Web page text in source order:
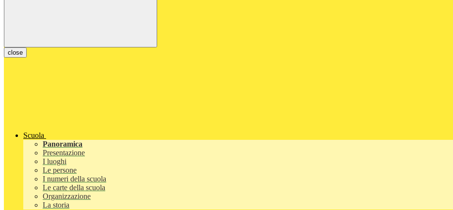
close
Scuola
Panoramica
Presentazione
I luoghi
Le persone
I numeri della scuola
Le carte della scuola
Organizzazione
La storia